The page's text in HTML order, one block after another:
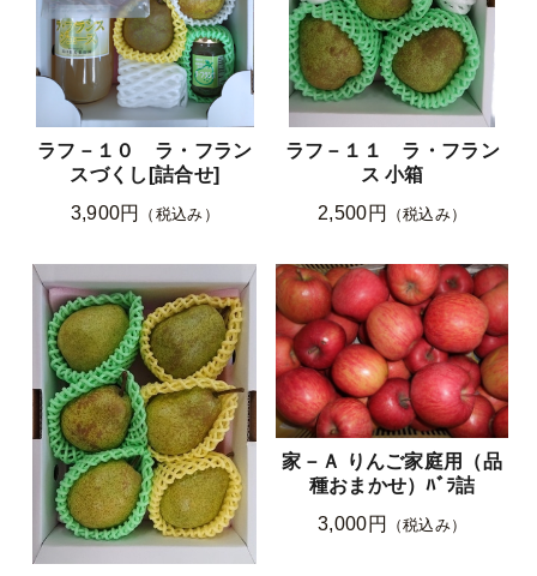
ラフ－１０ ラ・フラン
スづくし[詰合せ]
3,900円
（税込み）
ラフ－１１ ラ・フラン
ス 小箱
2,500円
（税込み）
家－Ａ りんご家庭用（品
種おまかせ）ﾊﾞﾗ詰
3,000円
（税込み）